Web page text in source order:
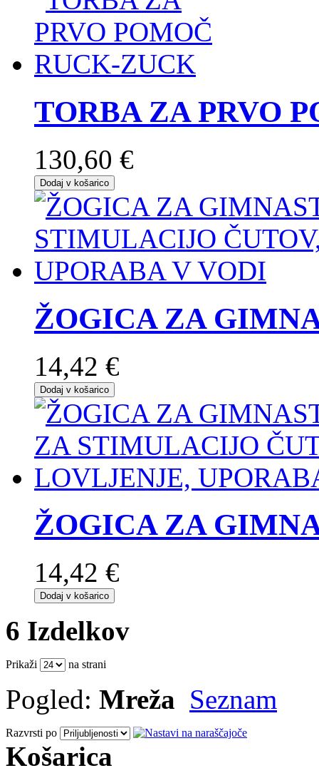
TORBA ZA PRVO
130,60 €
Dodaj v košarico
ŽOGICA ZA
14,42 €
Dodaj v košarico
ŽOGICA ZA
14,42 €
Dodaj v košarico
6 Izdelkov
Prikaži na strani
Pogled: Mreža Seznam
Razvrsti po
Košarica